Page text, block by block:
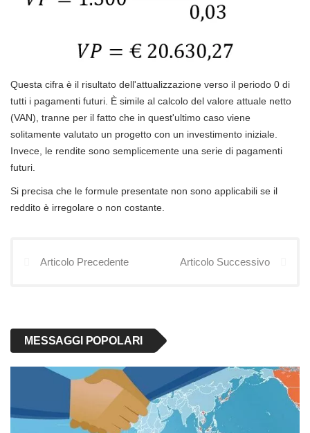
Questa cifra è il risultato dell'attualizzazione verso il periodo 0 di
tutti i pagamenti futuri. È simile al calcolo del valore attuale netto
(VAN), tranne per il fatto che in quest'ultimo caso viene
solitamente valutato un progetto con un investimento iniziale.
Invece, le rendite sono semplicemente una serie di pagamenti
futuri.
Si precisa che le formule presentate non sono applicabili se il
reddito è irregolare o non costante.
Articolo Precedente Articolo Successivo
MESSAGGI POPOLARI